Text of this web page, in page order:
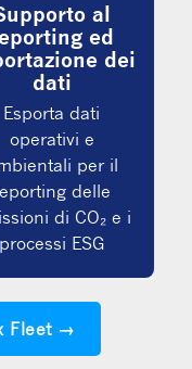
al
ed
dei
dati
Esporta dati
operativi e
per il
delle
di CO₂ e i
processi ESG
Fleet →